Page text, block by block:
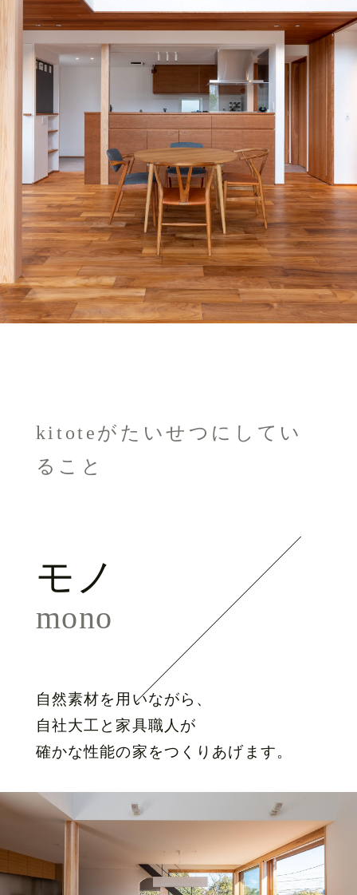
kitoteがたいせつにしてい
ること
モノ
mono
自然素材を用いながら、
自社大工と家具職人が
確かな性能の家をつくりあげます。